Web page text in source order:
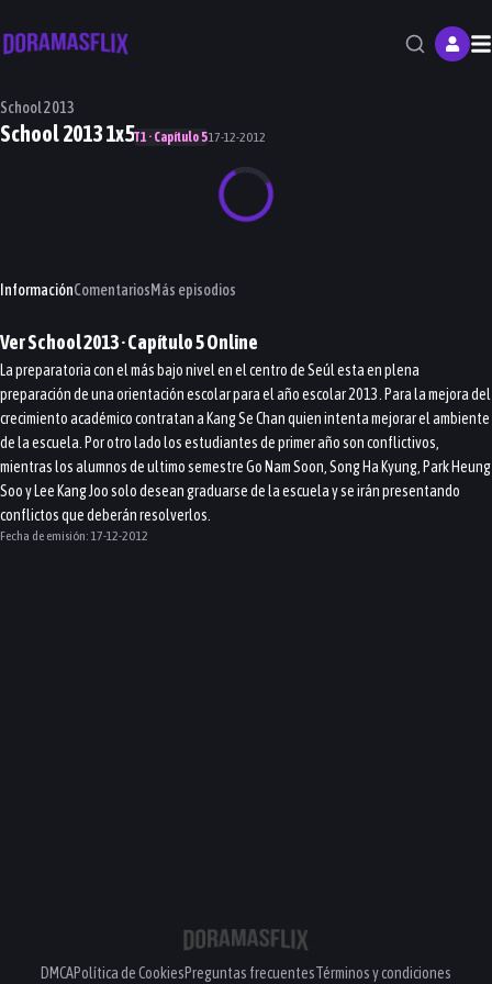
School 2013
School 2013 1x5T1 · Capítulo 517-12-2012
InformaciónComentariosMás episodios
VerSchool 2013· Capítulo5Online
La preparatoria con el más bajo nivel en el centro de Seúl esta en plena
preparación de una orientación escolar para el año escolar 2013. Para la mejora del
crecimiento académico contratan a Kang Se Chan quien intenta mejorar el ambiente
de la escuela. Por otro lado los estudiantes de primer año son conflictivos,
mientras los alumnos de ultimo semestre Go Nam Soon, Song Ha Kyung, Park Heung
Soo y Lee Kang Joo solo desean graduarse de la escuela y se irán presentando
conflictos que deberán resolverlos.
Fecha de emisión: 17-12-2012
DMCAPolítica de CookiesPreguntas frecuentesTérminos y condiciones